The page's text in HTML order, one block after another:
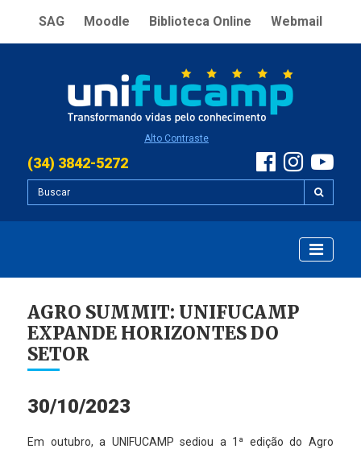
SAG Moodle Biblioteca Online Webmail
Alto Contraste
(34) 3842-5272
AGRO SUMMIT: UNIFUCAMP
EXPANDE HORIZONTES DO
SETOR
30/10/2023
Em outubro, a UNIFUCAMP sediou a 1ª edição do Agro